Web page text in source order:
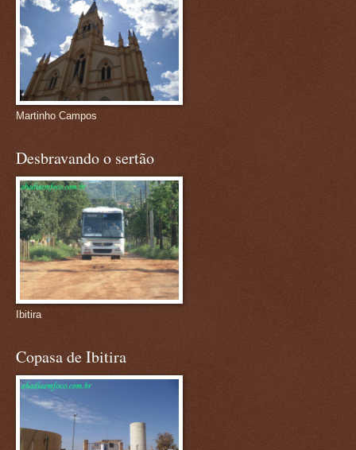
Martinho Campos
Desbravando o sertão
Ibitira
Copasa de Ibitira